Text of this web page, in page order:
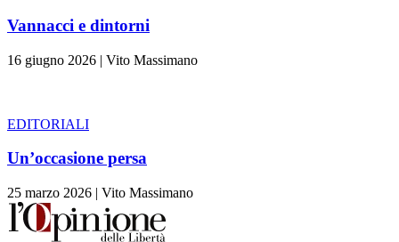
Vannacci e dintorni
16 giugno 2026 | Vito Massimano
EDITORIALI
Un’occasione persa
25 marzo 2026 | Vito Massimano